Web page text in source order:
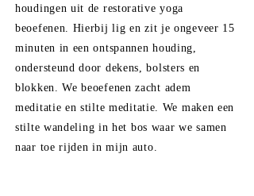
houdingen uit de restorative yoga
beoefenen. Hierbij lig en zit je ongeveer 15
minuten in een ontspannen houding,
ondersteund door dekens, bolsters en
blokken. We beoefenen zacht adem
meditatie en stilte meditatie. We maken een
stilte wandeling in het bos waar we samen
naar toe rijden in mijn auto.